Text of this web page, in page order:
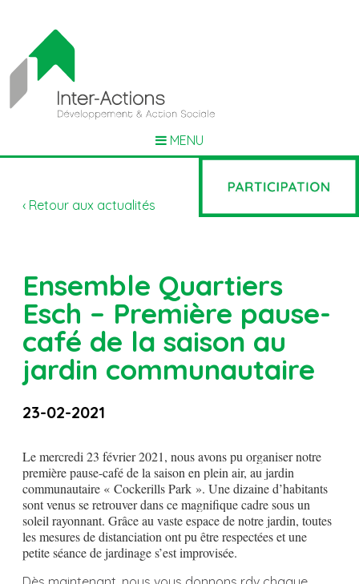
MENU
‹ Retour aux actualités
Ensemble Quartiers
Esch – Première pause-
café de la saison au
jardin communautaire
23-02-2021
Le mercredi 23 février 2021, nous avons pu organiser notre
première pause-café de la saison en plein air, au jardin
communautaire « Cockerills Park ». Une dizaine d’habitants
sont venus se retrouver dans ce magnifique cadre sous un
soleil rayonnant. Grâce au vaste espace de notre jardin, toutes
les mesures de distanciation ont pu être respectées et une
petite séance de jardinage s’est improvisée.